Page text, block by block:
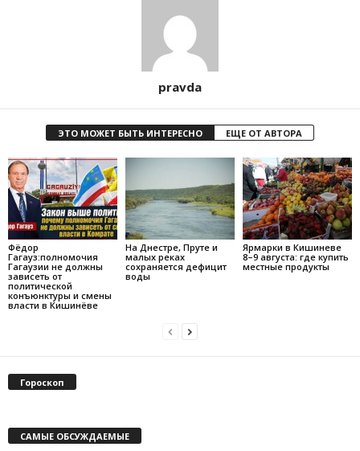
pravda
ЭТО МОЖЕТ БЫТЬ ИНТЕРЕСНО ЕЩЕ ОТ АВТОРА
Фёдор
Гагауз:полномочия
Гагаузии не должны
зависеть от
политической
конъюнктуры и смены
власти в Кишинёве
На Днестре, Пруте и
малых реках
сохраняется дефицит
воды
Ярмарки в Кишиневе
8–9 августа: где купить
местные продукты
Гороскоп
САМЫЕ ОБСУЖДАЕМЫЕ